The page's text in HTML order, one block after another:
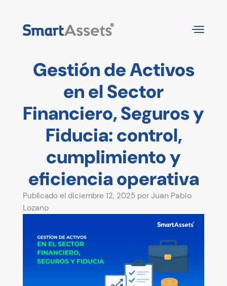
Gestión de Activos
en el Sector
Financiero, Seguros y
Fiducia: control,
cumplimiento y
eficiencia operativa
Publicado el diciembre 12, 2025 por Juan Pablo
Lozano